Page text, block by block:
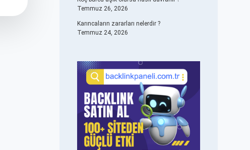
Temmuz 26, 2026
Karıncaların zararları nelerdir ?
Temmuz 24, 2026